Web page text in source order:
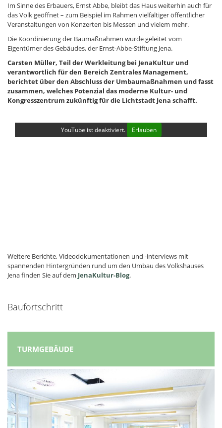
Im Sinne des Erbauers, Ernst Abbe, bleibt das Haus weiterhin auch für
das Volk geöffnet – zum Beispiel im Rahmen vielfältiger öffentlicher
Veranstaltungen von Konzerten bis Messen und vielem mehr.
Die Koordinierung der Baumaßnahmen wurde geleitet vom
Eigentümer des Gebäudes, der Ernst-Abbe-Stiftung Jena.
Carsten Müller, Teil der Werkleitung bei JenaKultur und
verantwortlich für den Bereich Zentrales Management,
berichtet über den Abschluss der Umbaumaßnahmen und fasst
zusammen, welches Potenzial das moderne Kultur- und
Kongresszentrum zukünftig für die Lichtstadt Jena schafft.
YouTube ist deaktiviert. Erlauben
Weitere Berichte, Videodokumentationen und -interviews mit
spannenden Hintergründen rund um den Umbau des Volkshauses
Jena finden Sie auf dem JenaKultur-Blog.
Baufortschritt
TURMGEBÄUDE